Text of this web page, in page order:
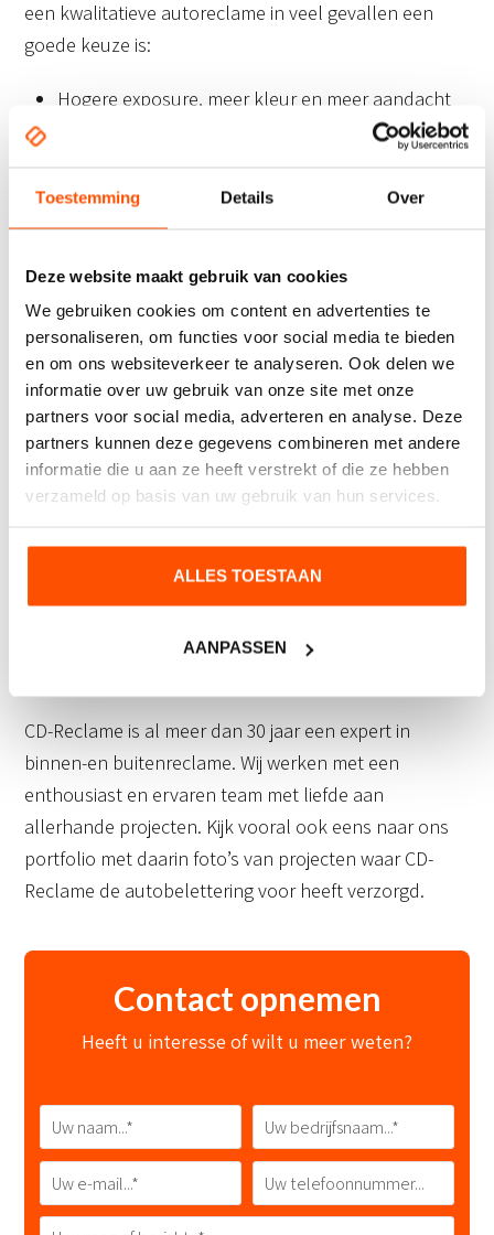
Toestemming Details Over
Deze website maakt gebruik van cookies
We gebruiken cookies om content en advertenties te
personaliseren, om functies voor social media te bieden
en om ons websiteverkeer te analyseren. Ook delen we
informatie over uw gebruik van onze site met onze
partners voor social media, adverteren en analyse. Deze
partners kunnen deze gegevens combineren met andere
informatie die u aan ze heeft verstrekt of die ze hebben
verzameld op basis van uw gebruik van hun services.
ALLES TOESTAAN
AANPASSEN
een kwalitatieve autoreclame in veel gevallen een
goede keuze is:
Hogere exposure, meer kleur en meer aandacht
reclame
Duurzame vorm van reclame, kleuren en folie
Uw boodschap op de auto’s wordt goed
onthouden bij een opvallend design
Auto laten bestickeren?
Wanneer uw keuze op CD-Reclame is gevallen kunt u
bereikbaar op0316-334050.Ook kunt u uw gegevens
en vragen achterlaten via ons online
contactformulier. Wij nemen dan zo spoedig mogelijk
contact met u op. Want voor autobelettering in
CD-Reclame is al meer dan 30 jaar een expert in
binnen-en buitenreclame. Wij werken met een
enthousiast en ervaren team met liefde aan
allerhande projecten. Kijk vooral ook eens naar ons
portfolio met daarin foto’s van projecten waar CD-
Reclame de autobelettering voor heeft verzorgd.
Contact opnemen
Heeft u interesse of wilt u meer weten?